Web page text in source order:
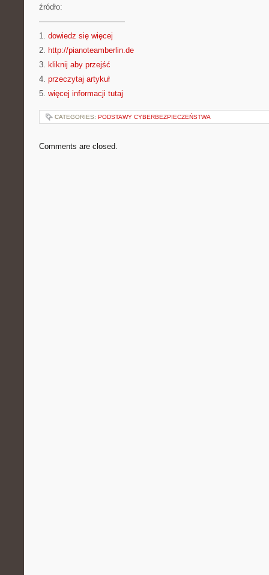
źródło:
———————————
1. dowiedz się więcej
2. http://pianoteamberlin.de
3. kliknij aby przejść
4. przeczytaj artykuł
5. więcej informacji tutaj
CATEGORIES: PODSTAWY CYBERBEZPIECZEŃSTWA
Comments are closed.